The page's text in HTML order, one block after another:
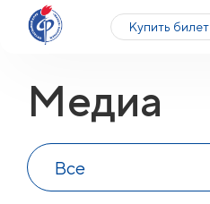
Купить билет
Медиа
Все